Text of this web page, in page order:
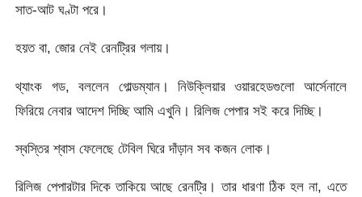
সাত-আট ঘণ্টা পরে।
হয়ত বা, জোর নেই রেনট্রির গলায়।
থ্যাংক গড, বললেন গোল্ডম্যান। নিউক্লিয়ার ওয়ারহেডগুলো আর্সেনালে
ফিরিয়ে নেবার আদেশ দিচ্ছি আমি এখুনি। রিলিজ পেপার সই করে দিচ্ছি।
স্বস্তির শ্বাস ফেলেছে টেবিল ঘিরে দাঁড়ান সব কজন লোক।
রিলিজ পেপারটার দিকে তাকিয়ে আছে রেনট্রি। তার ধারণা ঠিক হল না, এতে